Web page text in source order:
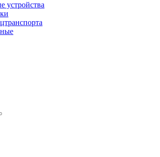
устройства